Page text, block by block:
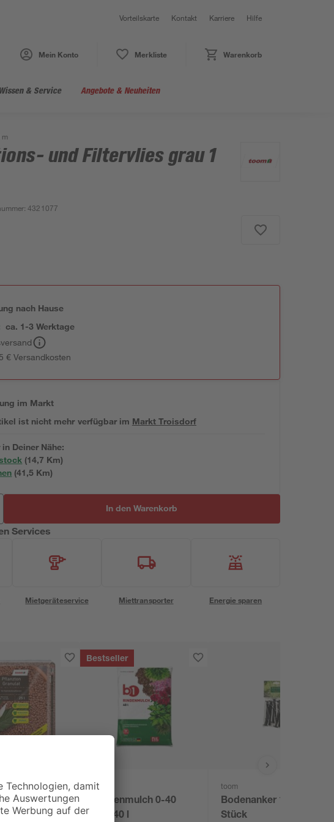
Vorteilskarte Kontakt Karriere Hilfe
Mein Konto Merkliste Warenkorb
Wissen & Service Angebote & Neuheiten
und Filtervlies grau 1
:4321077
nach Hause
ca. 1-3 Werktage
€ Versandkosten
im Markt
ist nicht mehr verfügbar im Markt Troisdorf
Deiner Nähe:
(14,7 Km)
(41,5 Km)
In den Warenkorb
Services
Mietgeräteservice Miettransporter Energie sparen
Granulat 8-
l
Bestseller
B1
Rindenmulch 0-40
mm 40 l
toom
Bodenanker 11 cm 10
Stück